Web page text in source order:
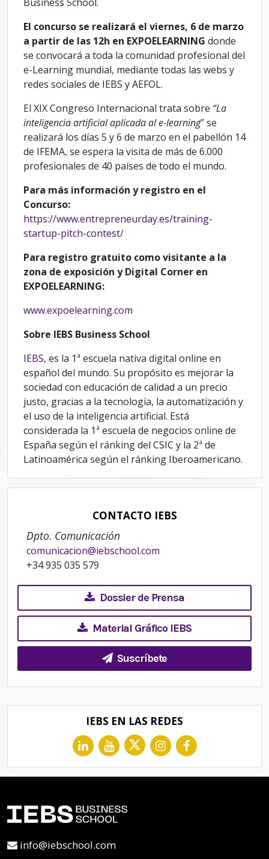
El concurso se realizará el viernes, 6 de marzo
a partir de las 12h en EXPOELEARNING donde
se convocará a toda la comunidad profesional del
e-Learning mundial, mediante todas las webs y
redes sociales de IEBS y AEFOL.
El XIX Congreso Internacional trata sobre “La
inteligencia artificial aplicada al e-learning” se
realizará los días 5 y 6 de marzo en el pabellón 14
de IFEMA, se espera la visita de más de 6.000
profesionales de 40 países de todo el mundo.
Para más información y registro en el
Concurso:
https://www.entrepreneurday.es/training-
startup-pitch-contest/
Para registro gratuito como visitante a la
zona de exposición y Digital Corner en
EXPOELEARNING:
www.expoelearning.com
Sobre IEBS Business School
IEBS, es la 1ª escuela nativa digital online en
español del mundo. Su propósito es mejorar la
sociedad con educación de calidad a un precio
justo, gracias a la tecnología, la automatización y
el uso de la inteligencia artificial. Está
considerada la 1ª escuela de negocios online de
España según el ránking del CSIC y la 2ª de
Latinoamérica según el ránking Iberoamericano.
CONTACTO IEBS
Dpto. Comunicación
comunicacion@iebschool.com
+34 935 035 579
Dossier de Prensa
Material Gráfico IEBS
Suscríbete
IEBS EN LAS REDES
info@iebschool.com